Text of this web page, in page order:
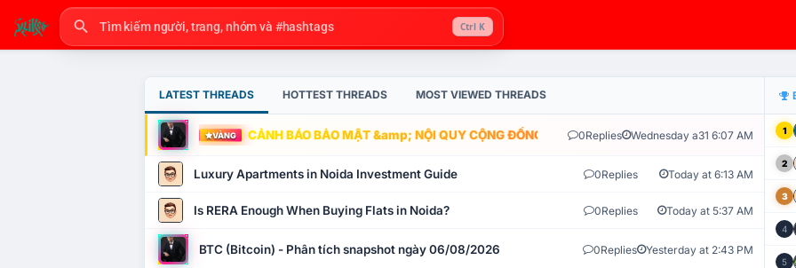
Ctrl K
LATEST THREADS HOTTEST THREADS MOST VIEWED THREADS
VÀNG CẢNH BÁO BẢO MẬT &amp; NỘI QUY CỘNG ĐỒNG VLIKE.VN: HỆ THỐNG GIÁM SÁT TỰ
0Replies Wednesday a31 6:07 AM
Luxury Apartments in Noida Investment Guide 0Replies Today at 6:13 AM
Is RERA Enough When Buying Flats in Noida? 0Replies Today at 5:37 AM
BTC (Bitcoin) - Phân tích snapshot ngày 06/08/2026 0Replies Yesterday at 2:43 PM
1
2
3
4
5